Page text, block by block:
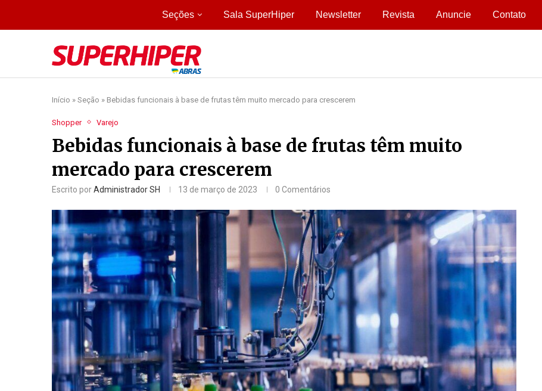
Seções Sala SuperHiper Newsletter Revista Anuncie Contato
Início » Seção » Bebidas funcionais à base de frutas têm muito mercado para crescerem
Shopper Varejo
Bebidas funcionais à base de frutas têm muito
mercado para crescerem
Escrito porAdministrador SH 13 de março de 2023 0 Comentários